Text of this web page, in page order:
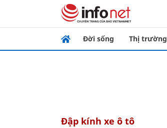
Đời sống Thị trường
đập kính xe ô tô